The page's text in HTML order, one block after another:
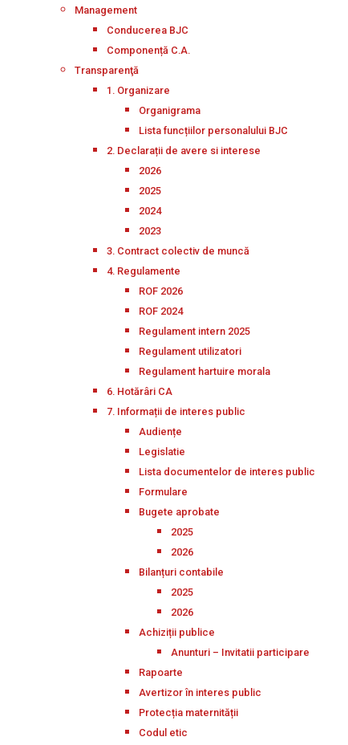
Management
Conducerea BJC
Componență C.A.
Transparenţă
1. Organizare
Organigrama
Lista funcțiilor personalului BJC
2. Declarații de avere si interese
2026
2025
2024
2023
3. Contract colectiv de muncă
4. Regulamente
ROF 2026
ROF 2024
Regulament intern 2025
Regulament utilizatori
Regulament hartuire morala
6. Hotărâri CA
7. Informații de interes public
Audiențe
Legislatie
Lista documentelor de interes public
Formulare
Bugete aprobate
2025
2026
Bilanțuri contabile
2025
2026
Achiziții publice
Anunturi – Invitatii participare
Rapoarte
Avertizor în interes public
Protecția maternității
Codul etic